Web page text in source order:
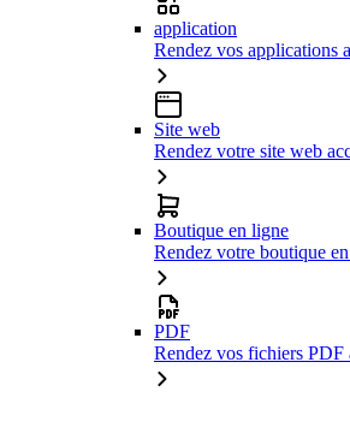
application
Rendez vos applications
Site web
Rendez votre site web
Boutique en ligne
Rendez votre boutique
PDF
Rendez vos fichiers PDF